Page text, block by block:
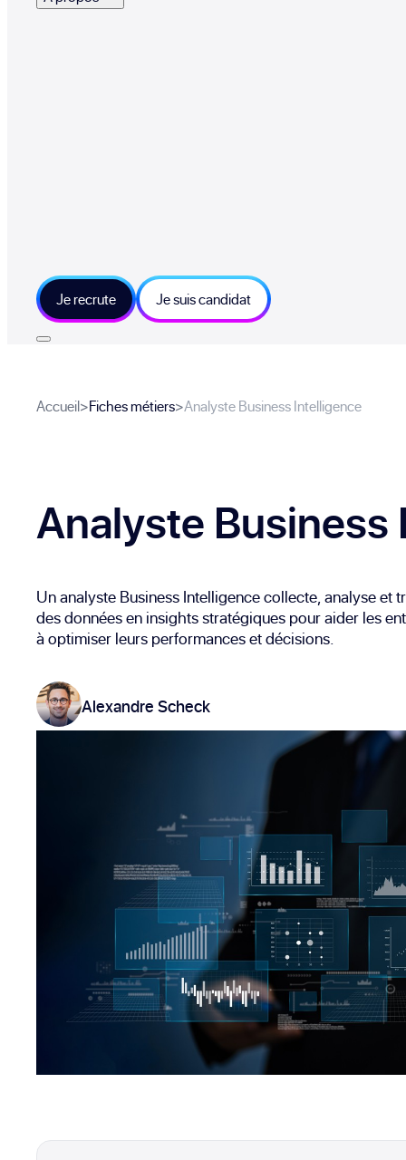
Je recrute Je suis candidat
Accueil>Fiches métiers>Analyste Business Intelligence
Analyste
Un analyste Business Intelligence collecte, analyse et
des données en insights stratégiques pour aider les
à optimiser leurs performances et décisions.
Alexandre Scheck